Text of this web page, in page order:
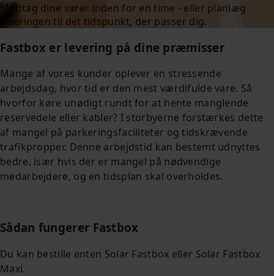
Modtag dine varer inden for en time - eller planlæg
leveringen til det tidspunkt, der passer dig.
Fastbox er levering på dine præmisser
Mange af vores kunder oplever en stressende
arbejdsdag, hvor tid er den mest værdifulde vare. Så
hvorfor køre unødigt rundt for at hente manglende
reservedele eller kabler? I storbyerne forstærkes dette
af mangel på parkeringsfaciliteter og tidskrævende
trafikpropper. Denne arbejdstid kan bestemt udnyttes
bedre, især hvis der er mangel på nødvendige
medarbejdere, og en tidsplan skal overholdes.
Sådan fungerer Fastbox
Du kan bestille enten Solar Fastbox eller Solar Fastbox
Maxi.